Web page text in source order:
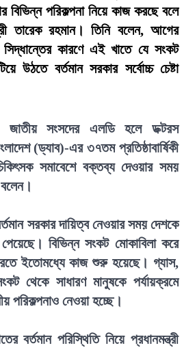
পরিকল্পনা নিয়ে কাজ করছে বলে
তারেক রহমান। তিনি বলেন, আগের
সিদ্ধান্তের কারণে এই খাতে যে সংকট
উঠতে বর্তমান সরকার সর্বোচ্চ চেষ্টা
সংসদের এলডি হলে ডক্টরস
(ড্যাব)-এর ৩৭তম প্রতিষ্ঠাবার্ষিকী
সমাবেশে বক্তব্য দেওয়ার সময়
সরকার দায়িত্ব নেওয়ার সময় দেশকে
বিভিন্ন সংকট মোকাবিলা করে
ইতোমধ্যে কাজ শুরু হয়েছে। গ্যাস,
থেকে সাধারণ মানুষকে পর্যায়ক্রমে
পরিকল্পনাও নেওয়া হচ্ছে।
বর্তমান পরিস্থিতি নিয়ে প্রধানমন্ত্রী